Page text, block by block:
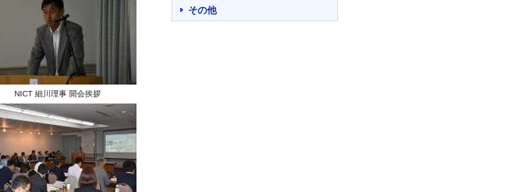
NICT 細川理事 開会挨拶
その他